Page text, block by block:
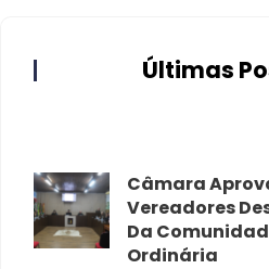
Últimas
Câmara
Vereadores
Da
Ordinária